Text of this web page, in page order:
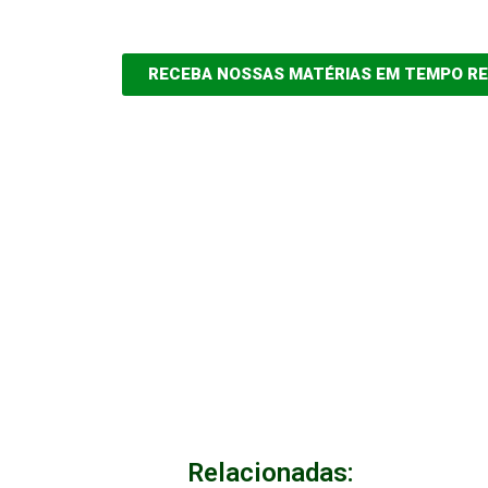
RECEBA NOSSAS MATÉRIAS EM TEMPO
Relacionadas: